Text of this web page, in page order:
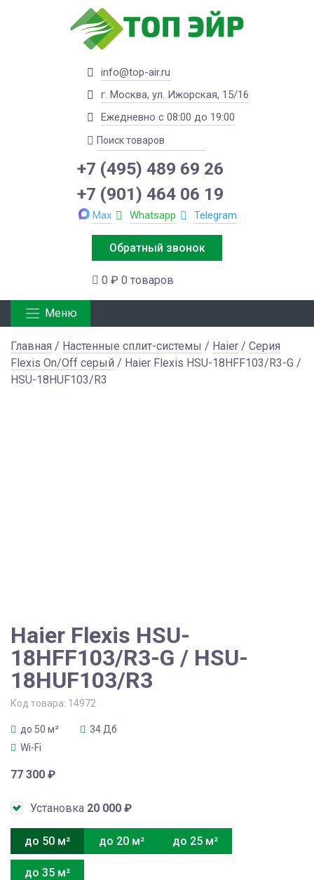
info@top-air.ru
г. Москва, ул. Ижорская, 15/16
Ежедневно с 08:00 до 19:00
+7 (495) 489 69 26
+7 (901) 464 06 19
Max Whatsapp Telegram
Обратный звонок
0 ₽ 0 товаров
Меню
Главная / Настенные сплит-системы / Haier / Серия
Flexis On/Off серый / Haier Flexis HSU-18HFF103/R3-G /
HSU-18HUF103/R3
Haier Flexis HSU-
18HFF103/R3-G / HSU-
18HUF103/R3
Код товара: 14972
до 50 м²
34 Дб
Wi-Fi
77 300 ₽
Установка 20 000 ₽
до 50 м² до 20 м² до 25 м²
до 35 м²